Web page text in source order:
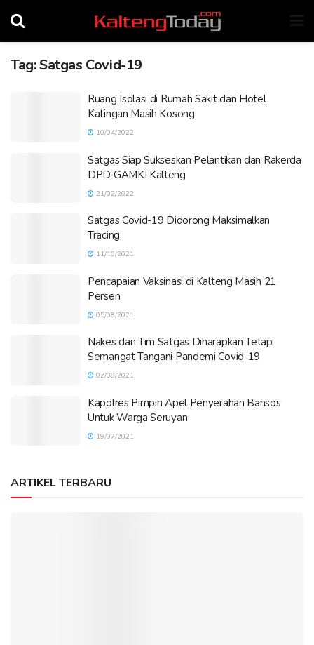
Tag:Satgas Covid-19
Ruang Isolasi di Rumah Sakit dan Hotel
Katingan Masih Kosong
10/04/2022
Satgas Siap Sukseskan Pelantikan dan Rakerda
DPD GAMKI Kalteng
21/02/2022
Satgas Covid-19 Didorong Maksimalkan
Tracing
11/10/2021
Pencapaian Vaksinasi di Kalteng Masih 21
Persen
05/08/2021
Nakes dan Tim Satgas Diharapkan Tetap
Semangat Tangani Pandemi Covid-19
02/08/2021
Kapolres Pimpin Apel Penyerahan Bansos
Untuk Warga Seruyan
19/07/2021
ARTIKEL TERBARU